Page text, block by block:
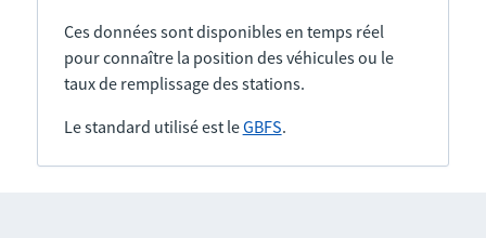
Ces données sont disponibles en temps réel
pour connaître la position des véhicules ou le
taux de remplissage des stations.
Le standard utilisé est leGBFS.